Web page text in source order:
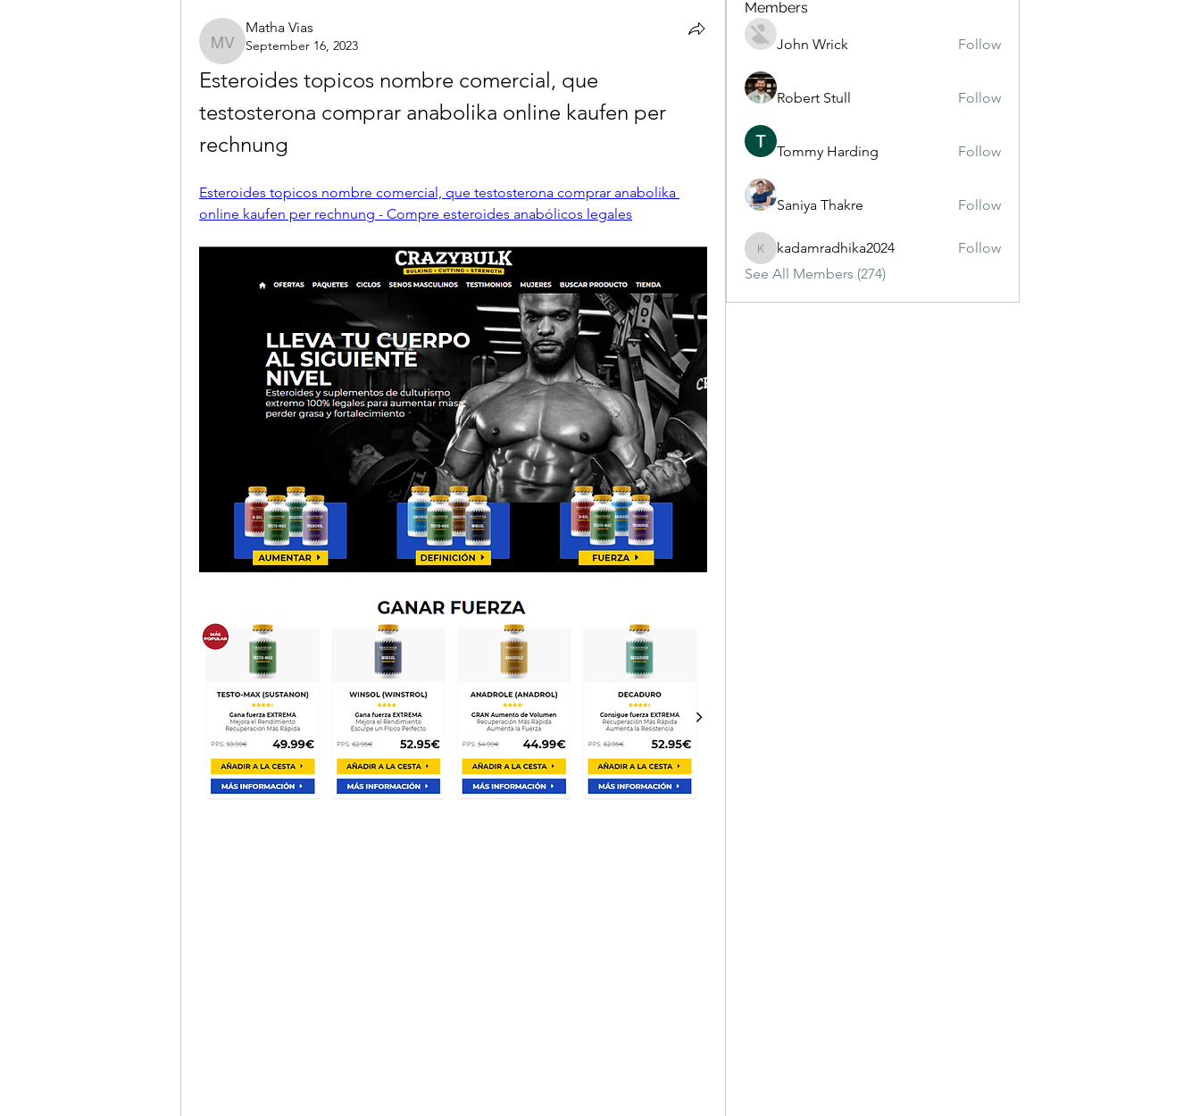
Matha Vias
Matha Vias
September 16, 2023
Esteroides topicos nombre comercial, que
testosterona comprar anabolika online kaufen per
rechnung
Esteroides topicos nombre comercial, que testosterona comprar anabolika
online kaufen per rechnung - Compre esteroides anabólicos legales
Members
John Wrick Follow
Robert Stull Follow
Tommy Harding Follow
Saniya Thakre Follow
kadamradhika2024
kadamradhika2024
Follow
See All Members (274)